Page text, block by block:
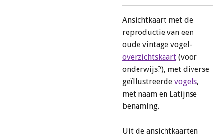
Ansichtkaart met de
reproductie van een
oude vintage vogel-
overzichtskaart (voor
onderwijs?), met diverse
geïllustreerde vogels,
met naam en Latijnse
benaming.
Uit de ansichtkaarten